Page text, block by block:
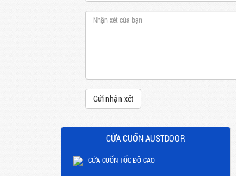
Gửi nhận xét
CỬA CUỐN AUSTDOOR
CỬA CUỐN TỐC ĐỘ CAO